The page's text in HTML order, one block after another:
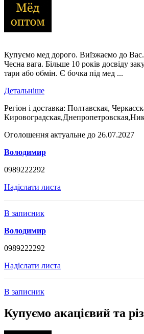
Купуємо мед дорого. Виїзжаємо до Вас.
Чесна вага. Більше 10 років досвіду
тари або обмін. Є бочка під мед ...
Детальніше
Регіон і доставка: Полтавская,
Оголошення актуальне до 26.07.2027
Володимир
0989222292
Надіслати листа
В записник
Володимир
0989222292
Надіслати листа
В записник
Купуємо акацієвий та